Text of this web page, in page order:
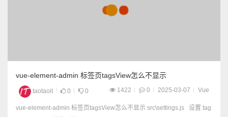
vue-element-admin 标签页tagsView怎么不显示
taotaoit 0 0 1422 0 2025-03-07 Vue
vue-element-admin 标签页tagsView怎么不显示 src\settings.js 设置 tag